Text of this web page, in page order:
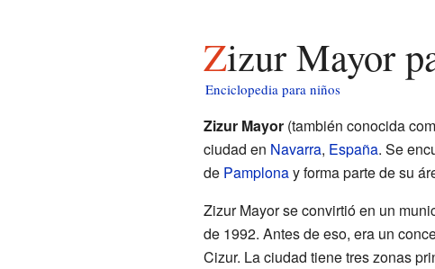
Zizur Mayor
Enciclopedia para niños
Zizur Mayor(también conocida
ciudad en Navarra, España. Se
de Pamplonay forma parte de su
Zizur Mayor se convirtió en un
de 1992. Antes de eso, era un
Cizur. La ciudad tiene tres zonas